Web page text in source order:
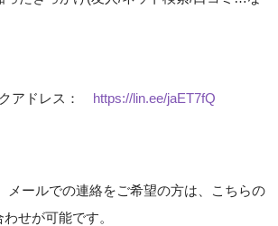
アドレス： https://lin.ee/jaET7fQ
メールでの連絡をご希望の方は、こちらの
せが可能です。